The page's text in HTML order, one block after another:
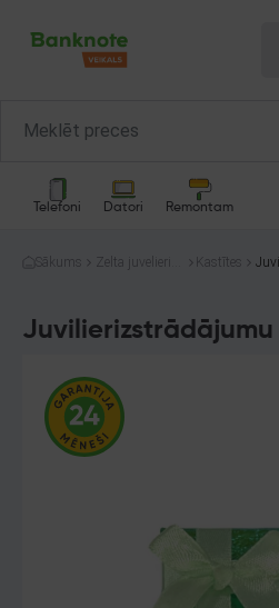
Telefoni Datori Remontam
Sākums
Zelta juvelierizs
Kastītes